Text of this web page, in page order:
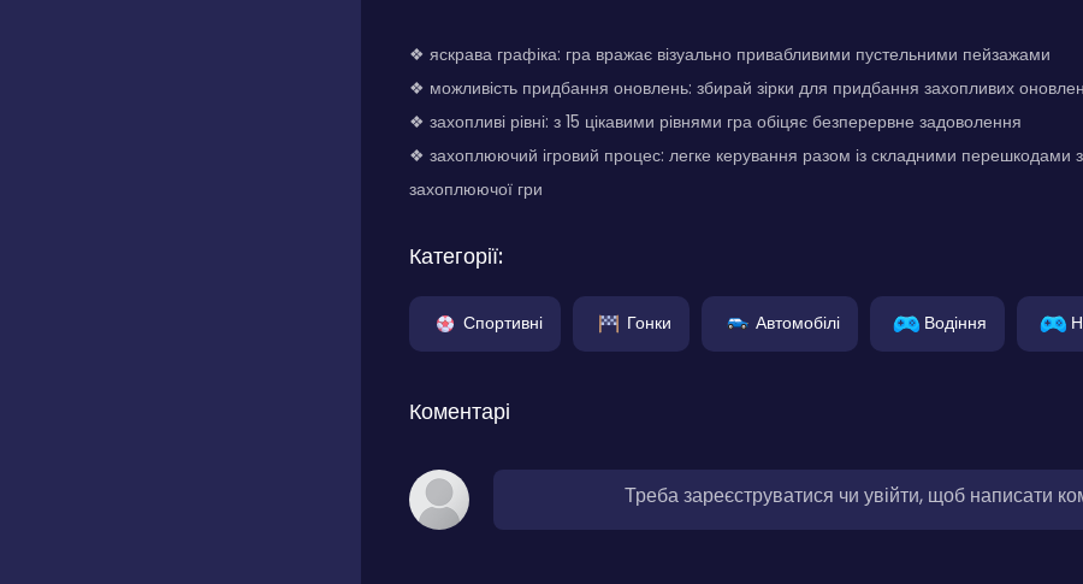
❖ яскрава графіка: гра вражає візуально привабливими пустельними пейзажами
❖ можливість придбання оновлень: збирай зірки для придбання захопливих
❖ захопливі рівні: з 15 цікавими рівнями гра обіцяє безперервне задоволення
❖ захоплюючий ігровий процес: легке керування разом із складними перешкодами
захоплюючої гри
Категорії:
Спортивні Гонки Автомобілі Водіння
Коментарі
Треба зареєструватися чи увійти, щоб написати